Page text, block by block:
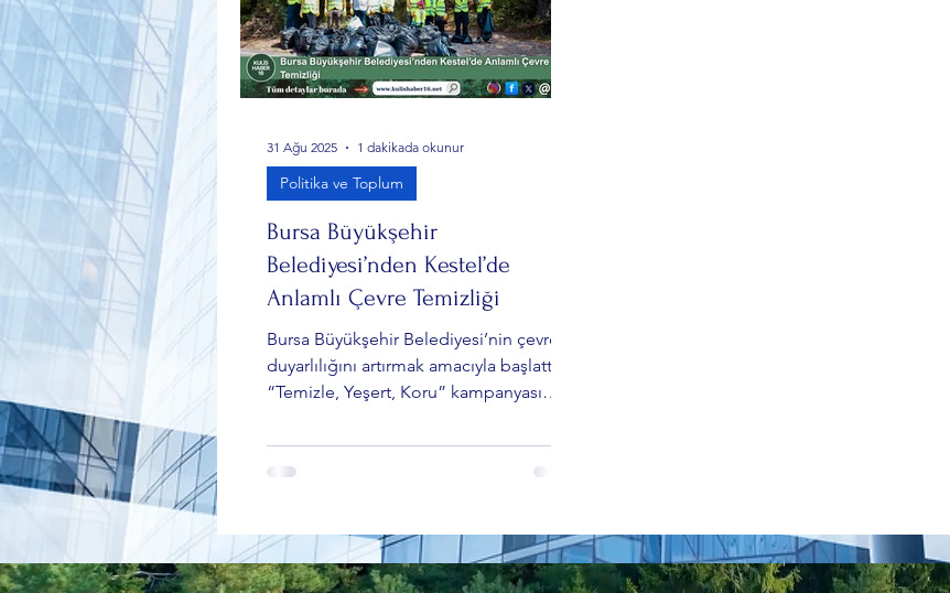
Sosyal Yaşam
Bursa Büyükşehir
Belediyesi’nden Kestel’de
Anlamlı Çevre Temizliği
Bursa Büyükşehir Belediyesi’nin çevre
duyarlılığını artırmak amacıyla başlattığı
“Temizle, Yeşert, Koru” kampanyası
hafta Nilüfer Çayı’nda gerçekleştirilen
temizlik çalışmasının ardından, bu kez
araya geldi.
Politika ve Toplum
31 Ağu 2025 1 dakikada okunur